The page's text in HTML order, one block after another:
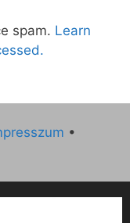
spam. Learn
•